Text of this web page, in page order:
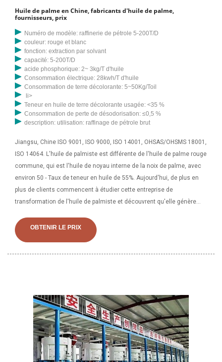
Huile de palme en Chine, fabricants d'huile de palme,
fournisseurs, prix
Numéro de modèle: raffinerie de pétrole 5-200T/D
couleur: rouge et blanc
fonction: extraction par solvant
capacité: 5-200T/D
acide phosphorique: 2~ 3kg/T d'huile
Consommation électrique: 28kwh/T d'huile
Consommation de terre décolorante: 5~50Kg/Toil
li>
Teneur en huile de terre décolorante usagée: <35 %
Consommation de perte de désodorisation: ≤0,5 %
description: utilisation: raffinage de pétrole brut
Jiangsu, Chine ISO 9001, ISO 9000, ISO 14001, OHSAS/OHSMS 18001,
ISO 14064. L'huile de palmiste est différente de l'huile de palme rouge
commune, qui est l'huile de noyau interne de la noix de palme, avec
environ 50 - Taux de teneur en huile de 55%. Aujourd'hui, de plus en
plus de clients commencent à étudier cette entreprise de
transformation de l'huile de palmiste et découvrent qu'elle génère
OBTENIR LE PRIX